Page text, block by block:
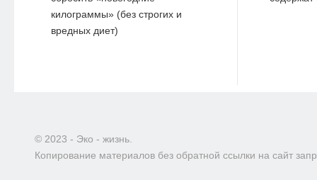
килограммы» (без строгих и
вредных диет)
© 2023 - Эко - жизнь.
Копирование материалов без обратной ссылки на сайт